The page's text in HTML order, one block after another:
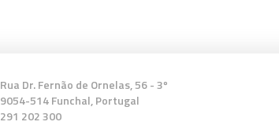
Rua Dr. Fernão de Ornelas, 56 - 3º
9054-514 Funchal, Portugal
291 202 300